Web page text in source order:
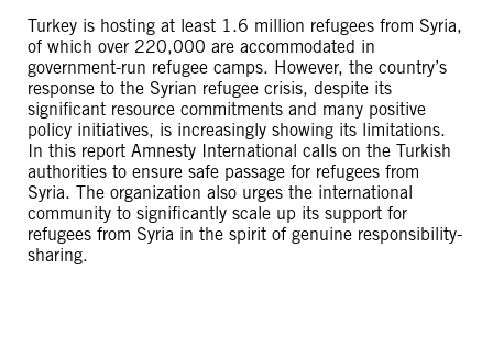
Turkey is hosting at least 1.6 million refugees from Syria,
of which over 220,000 are accommodated in
government-run refugee camps. However, the country’s
response to the Syrian refugee crisis, despite its
significant resource commitments and many positive
policy initiatives, is increasingly showing its limitations.
In this report Amnesty International calls on the Turkish
authorities to ensure safe passage for refugees from
Syria. The organization also urges the international
community to significantly scale up its support for
refugees from Syria in the spirit of genuine responsibility-
sharing.